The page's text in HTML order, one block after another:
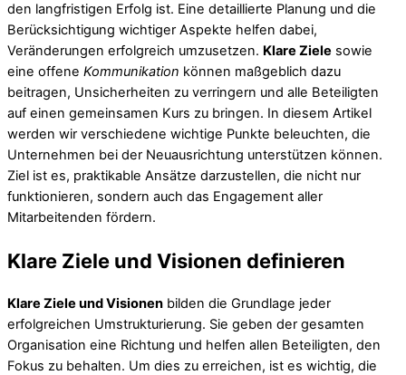
den langfristigen Erfolg ist. Eine detaillierte Planung und die
Berücksichtigung wichtiger Aspekte helfen dabei,
Veränderungen erfolgreich umzusetzen. Klare Ziele sowie
eine offene Kommunikation können maßgeblich dazu
beitragen, Unsicherheiten zu verringern und alle Beteiligten
auf einen gemeinsamen Kurs zu bringen. In diesem Artikel
werden wir verschiedene wichtige Punkte beleuchten, die
Unternehmen bei der Neuausrichtung unterstützen können.
Ziel ist es, praktikable Ansätze darzustellen, die nicht nur
funktionieren, sondern auch das Engagement aller
Mitarbeitenden fördern.
Klare Ziele und Visionen definieren
Klare Ziele und Visionen bilden die Grundlage jeder
erfolgreichen Umstrukturierung. Sie geben der gesamten
Organisation eine Richtung und helfen allen Beteiligten, den
Fokus zu behalten. Um dies zu erreichen, ist es wichtig, die